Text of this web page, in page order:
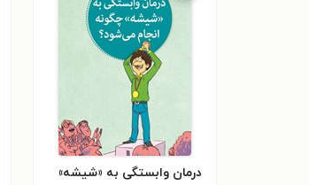
درمان وابستگی به «شیشه»